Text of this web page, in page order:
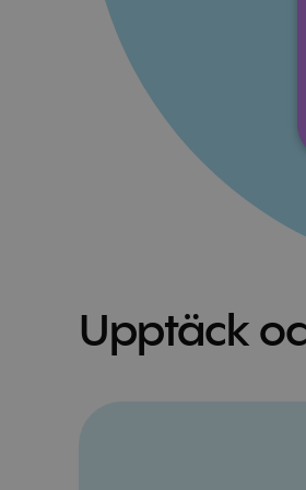
Upptäck